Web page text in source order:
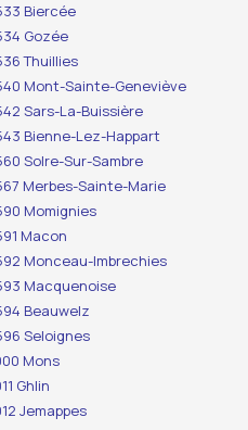
Biercée
Gozée
Thuillies
Mont-Sainte-Geneviève
Sars-La-Buissière
Bienne-Lez-Happart
Solre-Sur-Sambre
Merbes-Sainte-Marie
Momignies
Macon
Monceau-Imbrechies
Macquenoise
Beauwelz
Seloignes
Mons
Ghlin
Jemappes